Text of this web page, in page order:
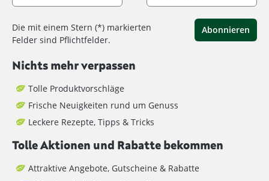
Die mit einem Stern (*) markierten
Felder sind Pflichtfelder.
Abonnieren
Nichts mehr verpassen
Tolle Produktvorschläge
Frische Neuigkeiten rund um Genuss
Leckere Rezepte, Tipps & Tricks
Tolle Aktionen und Rabatte bekommen
Attraktive Angebote, Gutscheine & Rabatte